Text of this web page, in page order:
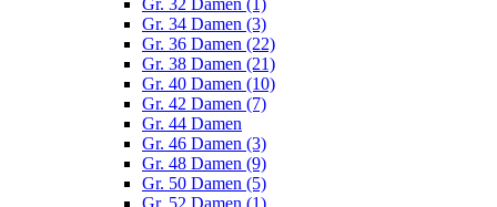
Gr. 34 Damen (3)
Gr. 36 Damen (22)
Gr. 38 Damen (21)
Gr. 40 Damen (10)
Gr. 42 Damen (7)
Gr. 44 Damen
Gr. 46 Damen (3)
Gr. 48 Damen (9)
Gr. 50 Damen (5)
Gr. 52 Damen (1)